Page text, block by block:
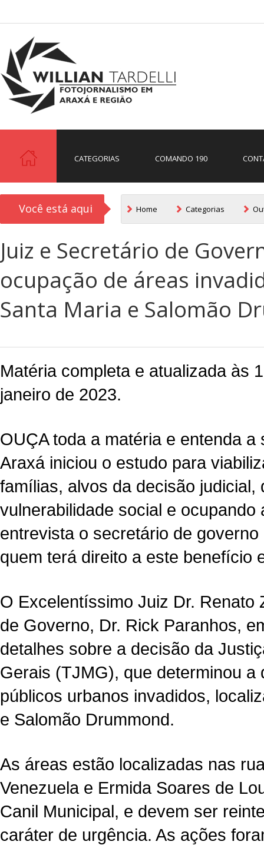
CATEGORIAS COMANDO 190
Você está aqui Home Categorias
Juiz e Secretário de
ocupação de áreas
Santa Maria e Salomão
Matéria completa e atualizada às
janeiro de 2023.
OUÇA toda a matéria e entenda a
Araxá iniciou o estudo para
famílias, alvos da decisão judicial,
vulnerabilidade social e
entrevista o secretário de
quem terá direito a este benefício
O Excelentíssimo Juiz Dr. Renato
de Governo, Dr. Rick Paranhos,
detalhes sobre a decisão da
Gerais (TJMG), que determinou
públicos urbanos invadidos,
e Salomão Drummond.
As áreas estão localizadas nas
Venezuela e Ermida Soares de
Canil Municipal, e devem ser
caráter de urgência. As ações